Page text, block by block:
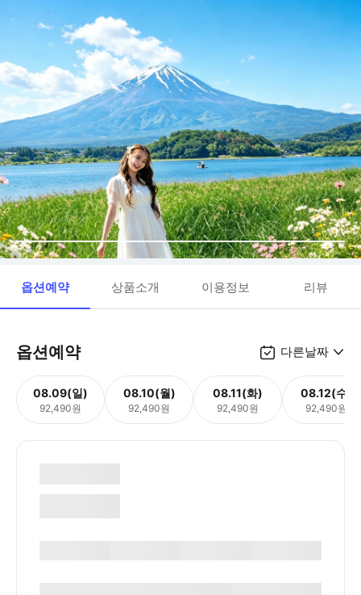
옵션예약 상품소개 이용정보 리뷰
옵션예약 다른날짜
08.09(일)
92,490원
08.10(월)
92,490원
08.11(화)
92,490원
08.12(수)
92,490원